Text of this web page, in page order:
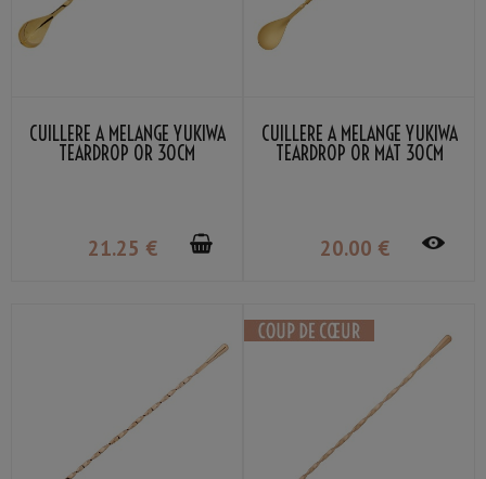
CUILLÈRE À MÉLANGE YUKIWA
TEARDROP OR 30CM
21.25 €
CUILLÈRE À MÉLANGE YUKIWA
TEARDROP OR MAT 30CM
20.00 €